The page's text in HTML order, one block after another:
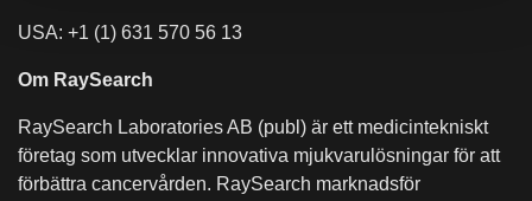
USA: +1 (1) 631 570 56 13
Om RaySearch
RaySearch Laboratories AB (publ) är ett medicintekniskt
företag som utvecklar innovativa mjukvarulösningar för att
förbättra cancervården. RaySearch marknadsför